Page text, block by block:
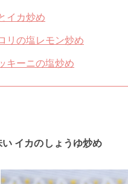
イカ炒め
リの塩レモン炒め
キーニの塩炒め
イカのしょうゆ炒め